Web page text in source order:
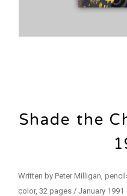
Shade the
Written by Peter Milligan,
color, 32 pages / January 1991